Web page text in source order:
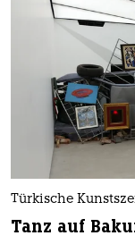
Türkische
Tanz auf